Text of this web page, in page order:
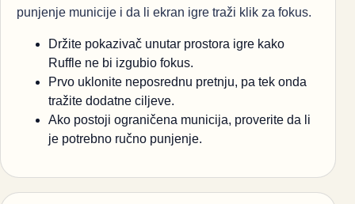
punjenje municije i da li ekran igre traži klik za fokus.
Držite pokazivač unutar prostora igre kako
Ruffle ne bi izgubio fokus.
Prvo uklonite neposrednu pretnju, pa tek onda
tražite dodatne ciljeve.
Ako postoji ograničena municija, proverite da li
je potrebno ručno punjenje.